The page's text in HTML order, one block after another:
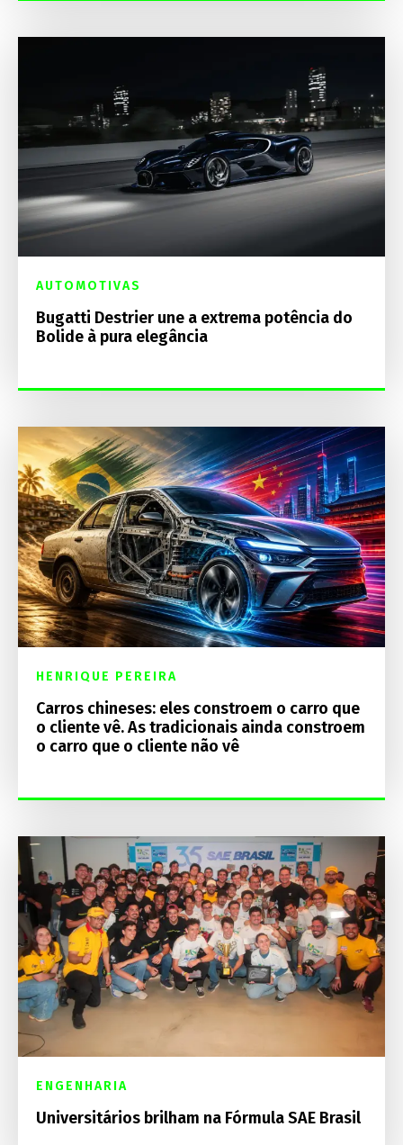
AUTOMOTIVAS
Bugatti Destrier une a extrema potência do
Bolide à pura elegância
HENRIQUE PEREIRA
Carros chineses: eles constroem o carro que
o cliente vê. As tradicionais ainda constroem
o carro que o cliente não vê
ENGENHARIA
Universitários brilham na Fórmula SAE Brasil